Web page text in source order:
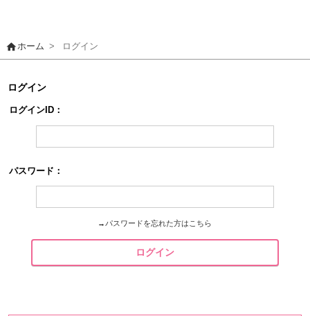
homeホーム > ログイン
ログイン
ログインID：
パスワード：
→ パスワードを忘れた方はこちら
ログイン